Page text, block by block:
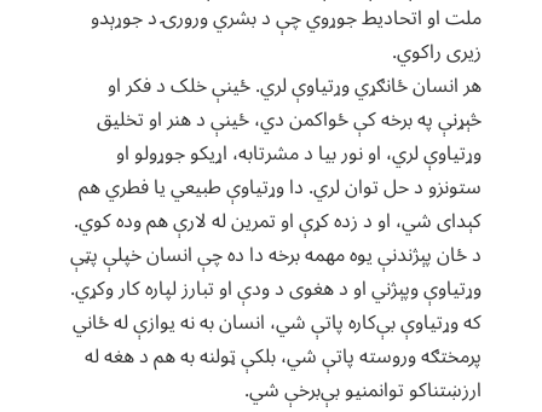
ملت او اتحادیط جوړوي چې د بشري ورورۍ د جوړېدو
زیری راکوي.
هر انسان ځانګړي وړتیاوې لري. ځینې خلک د فکر او
څېړنې په برخه کې ځواکمن دي، ځینې د هنر او تخلیق
وړتیاوې لري، او نور بیا د مشرتابه، اړیکو جوړولو او
ستونزو د حل توان لري. دا وړتیاوې طبیعي یا فطري هم
کېدای شي، او د زده کړې او تمرین له لارې هم وده کوي.
د ځان پېژندنې یوه مهمه برخه دا ده چې انسان خپلې پټې
وړتیاوې وپېژني او د هغوی د ودې او تبارز لپاره کار وکړي.
که وړتیاوې بې‌کاره پاتې شي، انسان به نه یوازې له ځاني
پرمختګه وروسته پاتې شي، بلکې ټولنه به هم د هغه له
ارزښتناکو توانمنیو بې‌برخې شي.